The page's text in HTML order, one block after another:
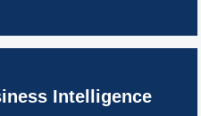
Intelligence